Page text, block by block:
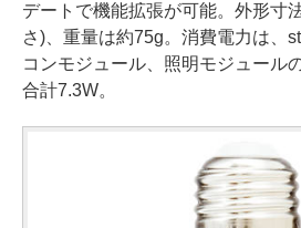
デートで機能拡張が可能。外形寸
さ)、重量は約75g。消費電力は、
コンモジュール、照明モジュール
合計7.3W。